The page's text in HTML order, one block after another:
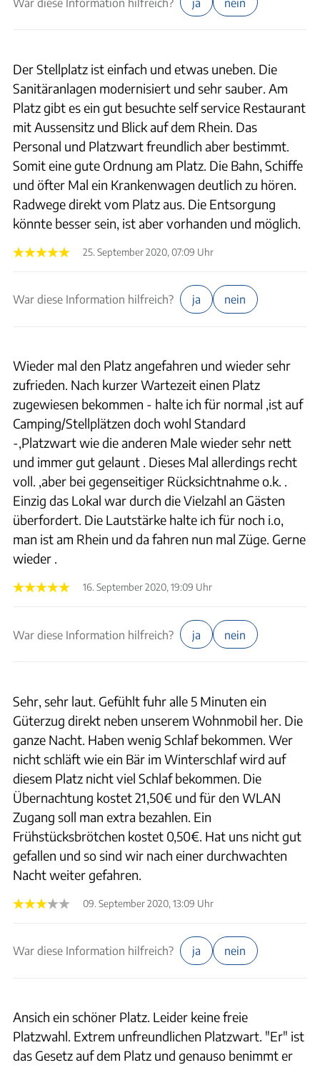
Der Stellplatz ist einfach und etwas uneben. Die
Sanitäranlagen modernisiert und sehr sauber. Am
Platz gibt es ein gut besuchte self service Restaurant
mit Aussensitz und Blick auf dem Rhein. Das
Personal und Platzwart freundlich aber bestimmt.
Somit eine gute Ordnung am Platz. Die Bahn, Schiffe
und öfter Mal ein Krankenwagen deutlich zu hören.
Radwege direkt vom Platz aus. Die Entsorgung
könnte besser sein, ist aber vorhanden und möglich.
25. September 2020, 07:09 Uhr
War diese Information hilfreich? ja nein
Wieder mal den Platz angefahren und wieder sehr
zufrieden. Nach kurzer Wartezeit einen Platz
zugewiesen bekommen - halte ich für normal ,ist auf
Camping/Stellplätzen doch wohl Standard
-,Platzwart wie die anderen Male wieder sehr nett
und immer gut gelaunt . Dieses Mal allerdings recht
voll. ,aber bei gegenseitiger Rücksichtnahme o.k. .
Einzig das Lokal war durch die Vielzahl an Gästen
überfordert. Die Lautstärke halte ich für noch i.o,
man ist am Rhein und da fahren nun mal Züge. Gerne
wieder .
16. September 2020, 19:09 Uhr
War diese Information hilfreich? ja nein
Sehr, sehr laut. Gefühlt fuhr alle 5 Minuten ein
Güterzug direkt neben unserem Wohnmobil her. Die
ganze Nacht. Haben wenig Schlaf bekommen. Wer
nicht schläft wie ein Bär im Winterschlaf wird auf
diesem Platz nicht viel Schlaf bekommen. Die
Übernachtung kostet 21,50€ und für den WLAN
Zugang soll man extra bezahlen. Ein
Frühstücksbrötchen kostet 0,50€. Hat uns nicht gut
gefallen und so sind wir nach einer durchwachten
Nacht weiter gefahren.
09. September 2020, 13:09 Uhr
War diese Information hilfreich? ja nein
Ansich ein schöner Platz. Leider keine freie
Platzwahl. Extrem unfreundlichen Platzwart. "Er" ist
das Gesetz auf dem Platz und genauso benimmt er